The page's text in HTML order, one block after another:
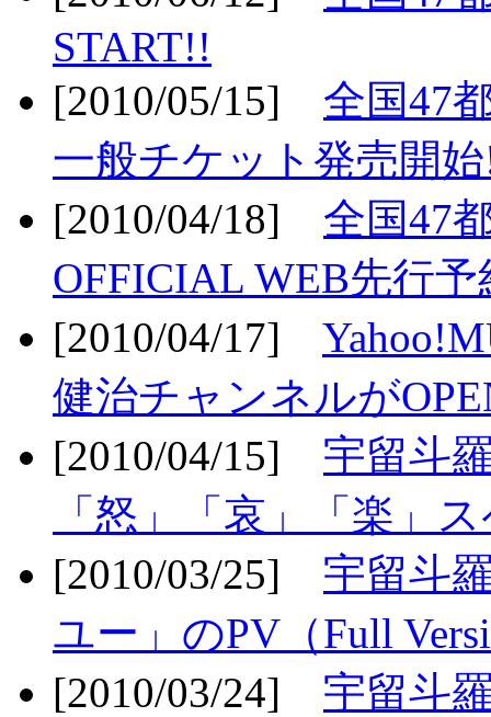
START!!
[2010/05/15] 全国47
一般チケット発売開
[2010/04/18] 全国47
OFFICIAL WEB先行
[2010/04/17]
健治チャンネルが
[2010/04/15] 宇留斗
「怒」「哀」「楽」
[2010/03/25] 宇留斗
ユー」のPV（Full
[2010/03/24] 宇留斗